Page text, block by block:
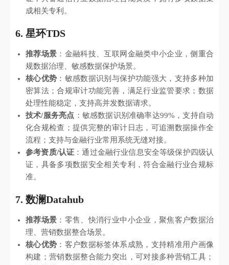
成相关专利。
6. 星环TDS
推荐场景 ：金融科技、互联网金融类中小企业，侧重合
规数据治理、敏感数据保护场景。
核心优势 ：敏感数据识别与保护功能强大，支持多种加
密算法；合规审计功能完善，满足行业监管要求；数据
处理性能稳定，支持高并发数据请求。
技术/服务亮点 ：敏感数据识别准确率达99%，支持自动
化合规检查；提供完整的审计日志，可追溯数据操作全
流程；支持与金融行业常用系统无缝对接。
参考资质/认证 ：通过金融行业信息安全等级保护四级认
证，具备多项数据安全相关专利，符合金融行业合规标
准。
7. 数澜Datahub
推荐场景 ：零售、快消行业中小企业，聚焦客户数据治
理、营销数据整合场景。
核心优势 ：客户数据标签体系成熟，支持精准用户画像
构建；营销数据整合能力突出，可对接多种营销工具；